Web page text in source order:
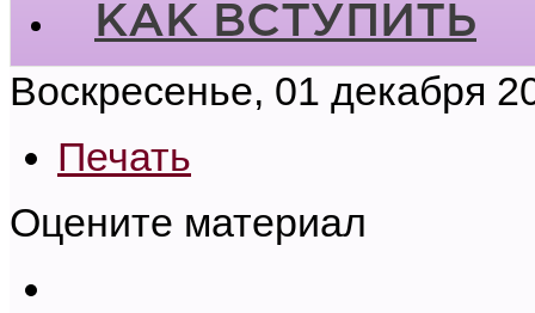
КАК ВСТУПИТЬ
Воскресенье, 01 декабря
Печать
Оцените материал